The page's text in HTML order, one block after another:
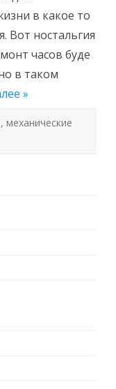
в какое то
Вот ностальгия
часов буде
в таком
»
, механические